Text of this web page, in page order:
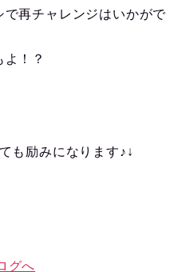
再チャレンジはいかがで
！？
も励みになります♪↓